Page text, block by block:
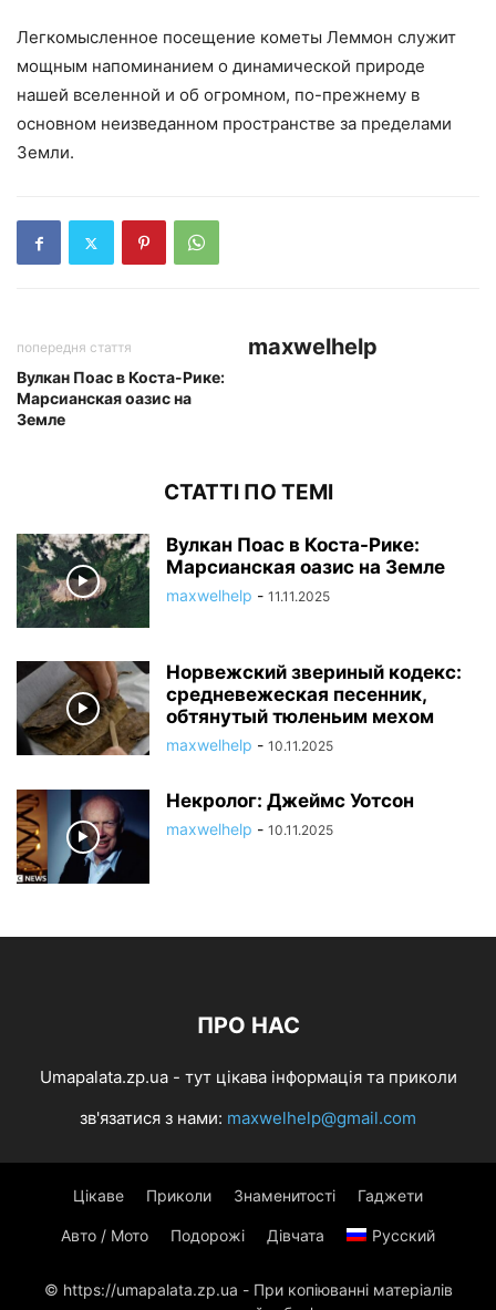
Легкомысленное посещение кометы Леммон служит
мощным напоминанием о динамической природе
нашей вселенной и об огромном, по-прежнему в
основном неизведанном пространстве за пределами
Земли.
попередня стаття
Вулкан Поас в Коста-Рике:
Марсианская оазис на
Земле
maxwelhelp
СТАТТІ ПО ТЕМІ
Вулкан Поас в Коста-Рике:
Марсианская оазис на Земле
maxwelhelp - 11.11.2025
Норвежский звериный кодекс:
средневежеская песенник,
обтянутый тюленьим мехом
maxwelhelp - 10.11.2025
Некролог: Джеймс Уотсон
maxwelhelp - 10.11.2025
ПРО НАС
Umapalata.zp.ua - тут цікава інформація та приколи
зв'язатися з нами: maxwelhelp@gmail.com
Цікаве Приколи Знаменитості Гаджети
Авто / Мото Подорожі Дівчата Русский
© https://umapalata.zp.ua - При копіюванні матеріалів